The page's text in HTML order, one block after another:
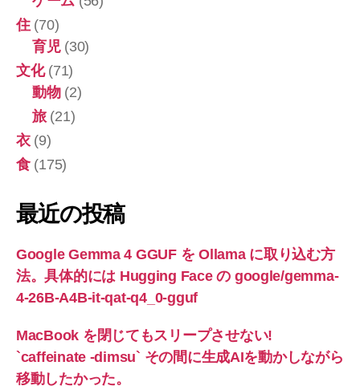
住(70)
育児(30)
文化(71)
動物(2)
旅(21)
衣(9)
食(175)
最近の投稿
Google Gemma 4 GGUF を Ollama に取り込む方
法。具体的には Hugging Face の google/gemma-
4-26B-A4B-it-qat-q4_0-gguf
MacBook を閉じてもスリープさせない!
`caffeinate -dimsu` その間に生成AIを動かしながら
移動したかった。